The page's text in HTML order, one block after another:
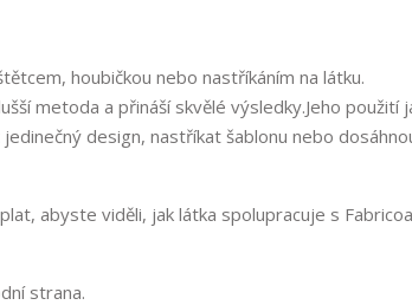
houbičkou nebo nastříkáním na látku.
metoda a přináší skvělé výsledky.Jeho použití
design, nastříkat šablonu nebo
abyste viděli, jak látka spolupracuje s
strana.